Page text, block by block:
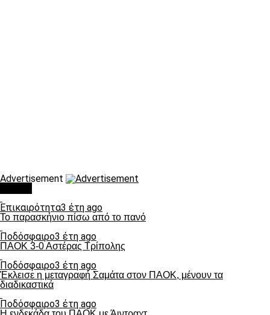
Advertisement
Επικαιρότητα3 έτη ago
Το παρασκήνιο πίσω από το πανό
Ποδόσφαιρο3 έτη ago
ΠΑΟΚ 3-0 Αστέρας Τρίπολης
Ποδόσφαιρο3 έτη ago
Έκλεισε η μεταγραφή Σαμάτα στον ΠΑΟΚ, μένουν τα
διαδικαστικά
Ποδόσφαιρο3 έτη ago